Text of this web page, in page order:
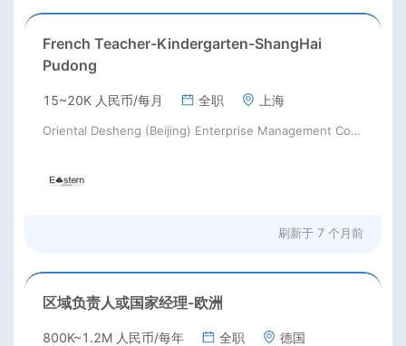
French Teacher-Kindergarten-ShangHai
Pudong
15~20K 人民币/每月 全职 上海
Oriental Desheng (Beijing) Enterprise Management Consulting Co., LTD
刷新于 7 个月前
区域负责人或国家经理-欧洲
800K~1.2M 人民币/每年 全职 德国